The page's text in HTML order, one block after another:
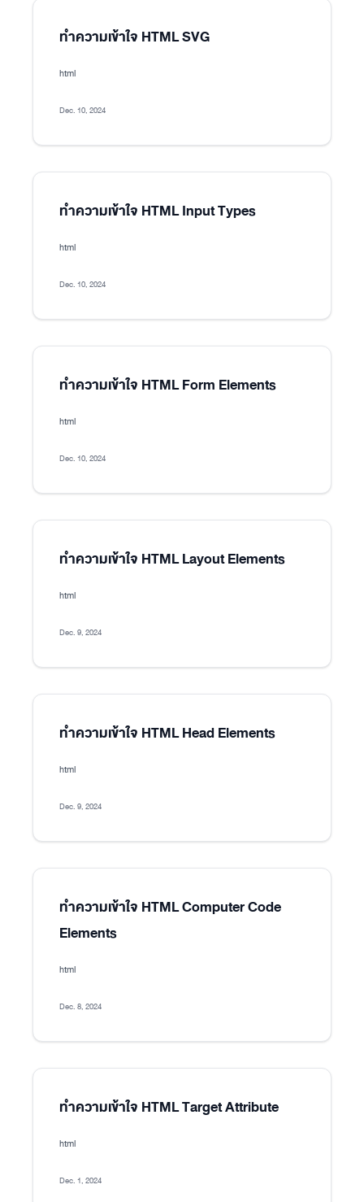
ทำความเข้าใจ HTML SVG
html
Dec. 10, 2024
ทำความเข้าใจ HTML Input Types
html
Dec. 10, 2024
ทำความเข้าใจ HTML Form Elements
html
Dec. 10, 2024
ทำความเข้าใจ HTML Layout Elements
html
Dec. 9, 2024
ทำความเข้าใจ HTML Head Elements
html
Dec. 9, 2024
ทำความเข้าใจ HTML Computer Code
Elements
html
Dec. 8, 2024
ทำความเข้าใจ HTML Target Attribute
html
Dec. 1, 2024